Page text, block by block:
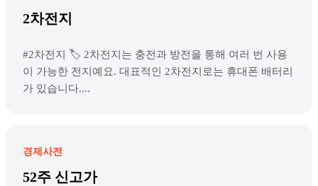
2차전지
#2차전지 🏷️ 2차전지는 충전과 방전을 통해 여러 번 사용
이 가능한 전지예요. 대표적인 2차전지로는 휴대폰 배터리
가 있습니다....
경제사전
52주 신고가